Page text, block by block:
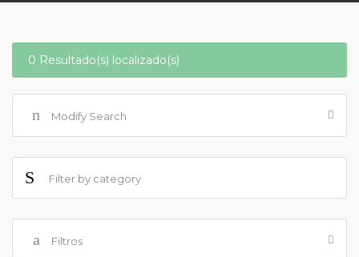
0 Resultado(s) localizado(s)
Modify Search
Filtros